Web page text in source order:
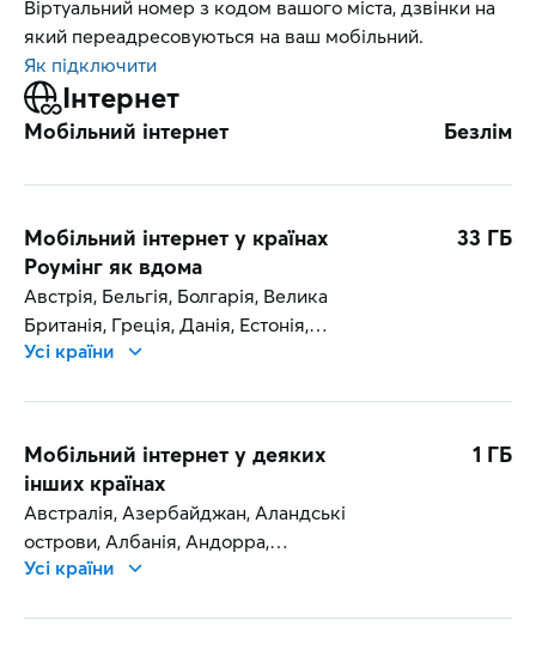
Віртуальний номер з кодом вашого міста, дзвінки на
який переадресовуються на ваш мобільний.
Як підключити
Інтернет
Мобільний інтернет Безлім
Мобільний інтернет у країнах
Роумінг як вдома
33 ГБ
Австрія, Бельгія, Болгарія, Велика
Британія, Греція, Данія, Естонія,
Ірландія, Ісландія, Іспанія, Італія, Кіпр,
Нідерланди, Німеччина, Норвегія,
Польща, Португалія, Румунія,
Словаччина, Словенія, Угорщина,
Фінляндія, Франція, Хорватія, Чехія,
Швеція
Усі країни
Мобільний інтернет у деяких
інших країнах
1 ГБ
Австралія, Азербайджан, Аландські
острови, Албанія, Андорра,
Аргентина, Аруба, Афганістан,
Усі країни